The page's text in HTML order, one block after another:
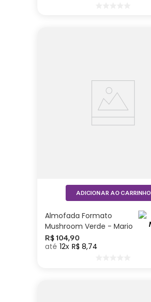
Almofada Formato
Mushroom Verde - Mario
R$ 104,90
12 R$ 8,74
ADICIONAR AO CARRINHO